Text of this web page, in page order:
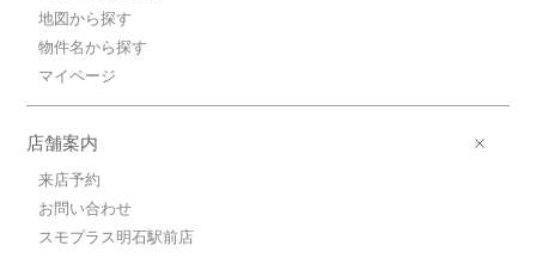
地図から探す
物件名から探す
マイページ
店舗案内
来店予約
お問い合わせ
スモプラス明石駅前店